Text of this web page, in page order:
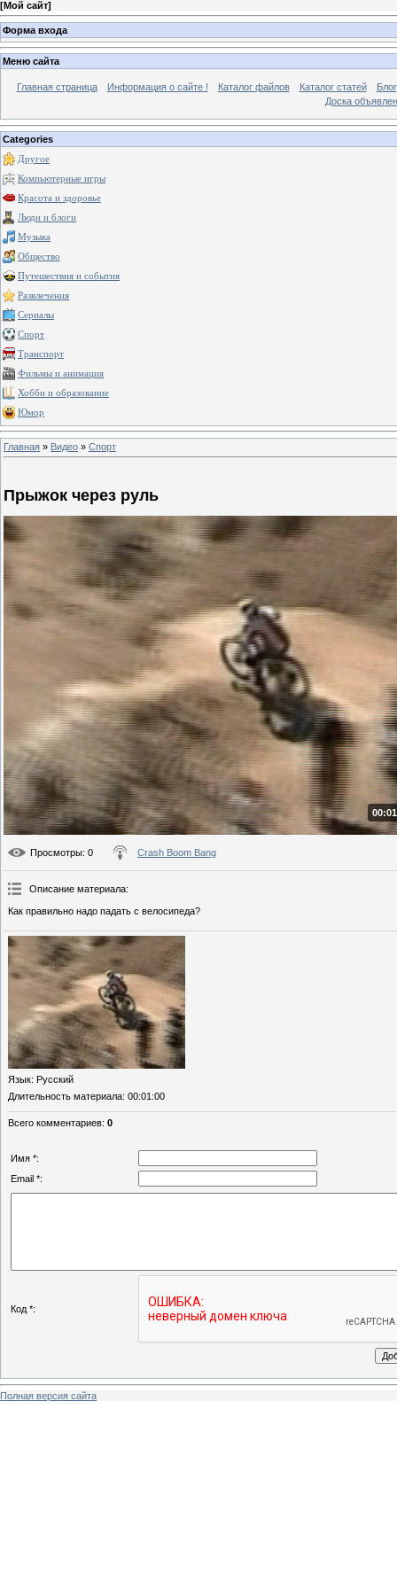
[Мой сайт]
Форма входа
Меню сайта
Главная страница Информация о сайте ! Каталог файлов Каталог статей
Блог
Доска
Categories
Другое
Компьютерные игры
Красота и здоровье
Люди и блоги
Музыка
Общество
Путешествия и события
Развлечения
Сериалы
Спорт
Транспорт
Фильмы и анимация
Хобби и образование
Юмор
Главная » Видео » Спорт
Прыжок через руль
Просмотры: 0 Crash Boom Bang
Описание материала:
Как правильно надо падать с велосипеда?
Язык: Русский
Длительность материала: 00:01:00
Всего комментариев: 0
Имя *:
Email *:
Код *:
Полная версия сайта